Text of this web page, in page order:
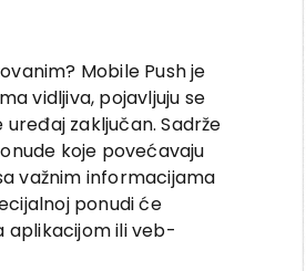
Mobile Push je
vidljiva, pojavljuju se
zaključan. Sadrže
koje povećavaju
važnim informacijama
ponudi će
aplikacijom ili veb-